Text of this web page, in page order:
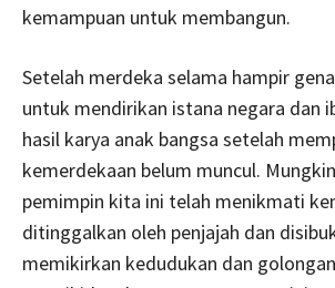
kemampuan untuk membangun.
Setelah merdeka selama hampir
untuk mendirikan istana negara dan
hasil karya anak bangsa setelah
kemerdekaan belum muncul.
pemimpin kita ini telah menikmati
ditinggalkan oleh penjajah dan
memikirkan kedudukan dan